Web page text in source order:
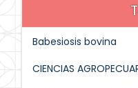
Babesiosis bovina
CIENCIAS